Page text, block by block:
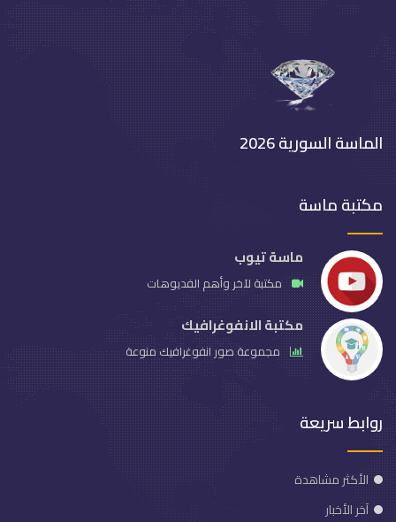
الماسة السورية 2026
مكتبة ماسة
ماسة تيوب
مكتبة لآخر وأهم الفديوهات
مكتبة الانفوغرافيك
مجموعة صور انفوغرافيك منوعة
روابط سريعة
الأكثر مشاهدة
آخر الأخبار